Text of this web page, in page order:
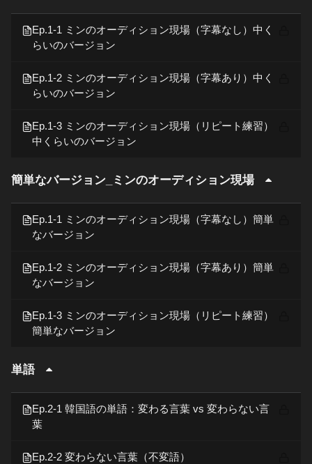
Ep.1-1 ミンのオーディション現場（字幕なし）中く
らいのバージョン
Ep.1-2 ミンのオーディション現場（字幕あり）中く
らいのバージョン
Ep.1-3 ミンのオーディション現場（リピート練習）
中くらいのバージョン
簡単なバージョン_ミンのオーディション現場
Ep.1-1 ミンのオーディション現場（字幕なし）簡単
なバージョン
Ep.1-2 ミンのオーディション現場（字幕あり）簡単
なバージョン
Ep.1-3 ミンのオーディション現場（リピート練習）
簡単なバージョン
単語
Ep.2-1 韓国語の単語：変わる言葉 vs 変わらない言
葉
Ep.2-2 変わらない言葉（不変語）